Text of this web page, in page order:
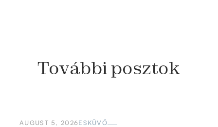
További posztok
AUGUST 5, 2026ESKÜVŐ